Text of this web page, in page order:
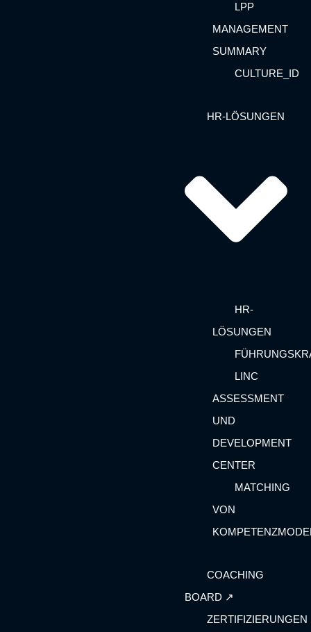
LPP
MANAGEMENT
SUMMARY
CULTURE_ID
HR-LÖSUNGEN
HR-
LÖSUNGEN
LINC
ASSESSMENT
UND
DEVELOPMENT
CENTER
MATCHING
VON
COACHING
BOARD ↗︎
ZERTIFIZIERUNGEN